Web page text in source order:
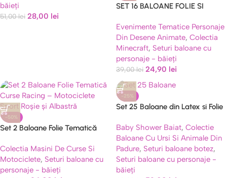
băieți
51,00lei 28,00 lei
SET 16 BALOANE FOLIE SI
Evenimente Tematice Personaje
Din Desene Animate, Colectia
Minecraft, Seturi baloane cu
personaje - băieți
39,00lei 24,90 lei
-50%
Set 2 Baloane Folie Tematică
Sport Roșie și Albastră
Colectia Masini De Curse Si
Motociclete, Seturi baloane cu
personaje - băieți
-25%
Set 25 Baloane din Latex si Folie
Albastru
Baby Shower Baiat, Colectie
Baloane Cu Ursi Si Animale Din
Padure, Seturi baloane botez,
Seturi baloane cu personaje -
băieți